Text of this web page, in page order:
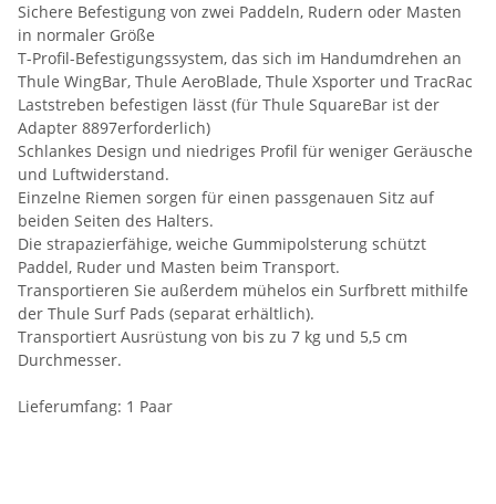
Sichere Befestigung von zwei Paddeln, Rudern oder Masten
in normaler Größe
T-Profil-Befestigungssystem, das sich im Handumdrehen an
Thule WingBar, Thule AeroBlade, Thule Xsporter und TracRac
Laststreben befestigen lässt (für Thule SquareBar ist der
Adapter 8897erforderlich)
Schlankes Design und niedriges Profil für weniger Geräusche
und Luftwiderstand.
Einzelne Riemen sorgen für einen passgenauen Sitz auf
beiden Seiten des Halters.
Die strapazierfähige, weiche Gummipolsterung schützt
Paddel, Ruder und Masten beim Transport.
Transportieren Sie außerdem mühelos ein Surfbrett mithilfe
der Thule Surf Pads (separat erhältlich).
Transportiert Ausrüstung von bis zu 7 kg und 5,5 cm
Durchmesser.
Lieferumfang: 1 Paar